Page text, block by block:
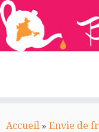
auAccueil » Envie de